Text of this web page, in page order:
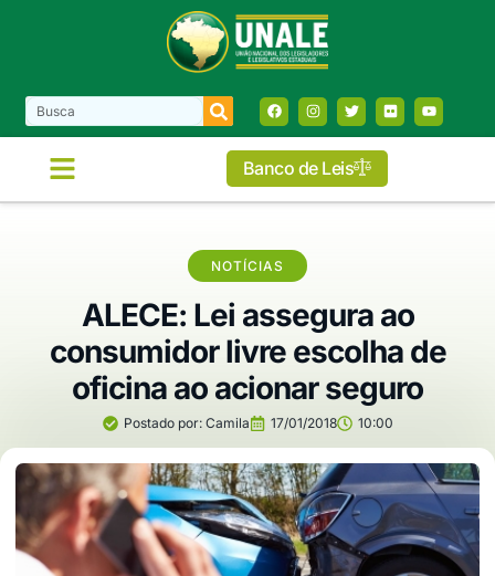
Banco de Leis
NOTÍCIAS
ALECE: Lei assegura ao
consumidor livre escolha de
oficina ao acionar seguro
Postado por:Camila 17/01/2018 10:00